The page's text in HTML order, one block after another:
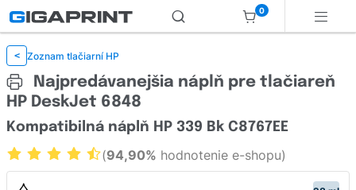
0
< Zoznam tlačiarní HP
Najpredávanejšia náplň pre tlačiareň
HP DeskJet 6848
Kompatibilná náplň HP 339 Bk C8767EE
(94,90% hodnotenie e-shopu)